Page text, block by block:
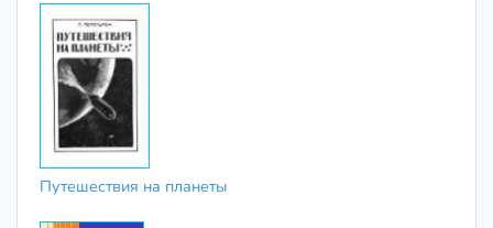
Путешествия на планеты